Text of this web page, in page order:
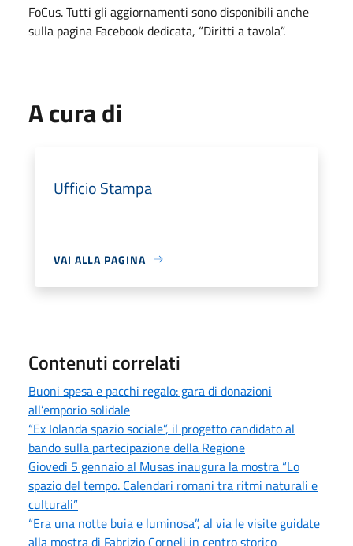
FoCus. Tutti gli aggiornamenti sono disponibili anche
sulla pagina Facebook dedicata, “Diritti a tavola”.
A cura di
Ufficio Stampa
VAI ALLA PAGINA
Contenuti correlati
Buoni spesa e pacchi regalo: gara di donazioni
all’emporio solidale
“Ex Iolanda spazio sociale”, il progetto candidato al
bando sulla partecipazione della Regione
Giovedì 5 gennaio al Musas inaugura la mostra “Lo
spazio del tempo. Calendari romani tra ritmi naturali e
culturali”
“Era una notte buia e luminosa”, al via le visite guidate
alla mostra di Fabrizio Corneli in centro storico